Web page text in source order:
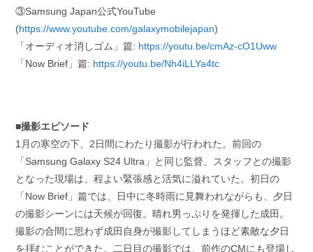
③Samsung Japan公式YouTube
(https://www.youtube.com/galaxymobilejapan)
「オーディオ消しゴム」篇: https://youtu.be/cmAz-cO1Uww
「Now Brief」篇: https://youtu.be/Nh4iLLYa4tc
■撮影エピソード
1月の寒空の下、2日間にわたり撮影が行われた。前回の
「Samsung Galaxy S24 Ultra」と同じ監督、スタッフとの撮影
となった現場は、程よい緊張感と活気に溢れていた。初日の
「Now Brief」篇では、日中に冬時雨に見舞われながらも、夕日
の撮影シーンには天候が回復。晴れ男っぷりを発揮した成田。
撮影の合間に思わず成田自身が撮影してしまうほど素敵な夕日
を拝むことができた。二日目の撮影では、前作のCMにも登場し